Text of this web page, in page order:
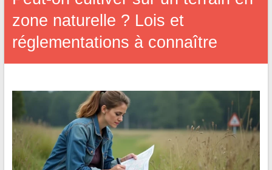
zone naturelle ? Lois et
réglementations à connaître